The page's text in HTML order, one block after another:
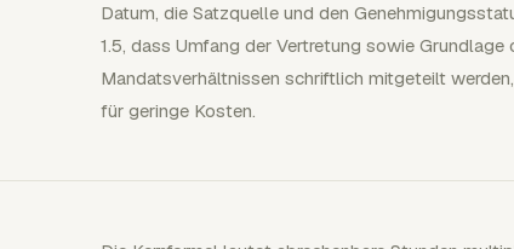
Datum, die Satzquelle und den
1.5, dass Umfang der Vertretung sowie
Mandatsverhältnissen schriftlich mitgeteilt
für geringe Kosten.